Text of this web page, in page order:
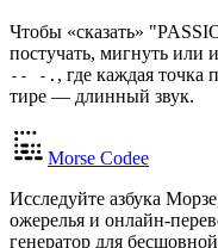
Чтобы «сказать»
постучать, мигнуть или
-- -. , где каждая точка
тире — длинный звук.
Morse Codee
Исследуйте азбука
ожерелья и онлайн-
генератор для